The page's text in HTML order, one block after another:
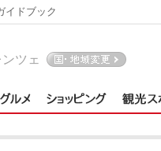
ツェ
イドブック